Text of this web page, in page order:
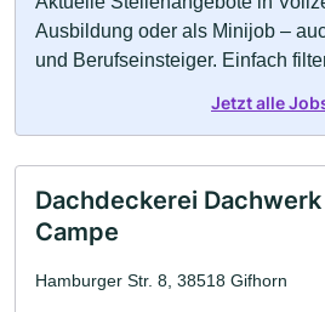
Ausbildung oder als Minijob –
und Berufseinsteiger. Einfach
Jetzt alle
Dachdeckerei Dachwerk
Campe
Hamburger Str. 8, 38518 Gifhorn